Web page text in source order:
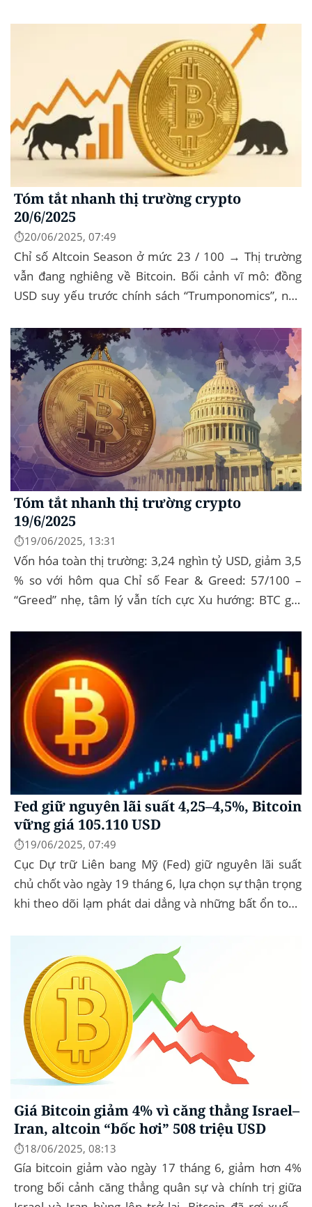
Tóm tắt nhanh thị trường crypto
20/6/2025
⏱️20/06/2025, 07:49
Chỉ số Altcoin Season ở mức 23 / 100 → Thị trường
vẫn đang nghiêng về Bitcoin. Bối cảnh vĩ mô: đồng
USD suy yếu trước chính sách “Trumponomics”, nhà
Tóm tắt nhanh thị trường crypto
19/6/2025
⏱️19/06/2025, 13:31
Vốn hóa toàn thị trường: 3,24 nghìn tỷ USD, giảm 3,5
% so với hôm qua Chỉ số Fear & Greed: 57/100 –
“Greed” nhẹ, tâm lý vẫn tích cực Xu hướng: BTC giữ
Fed giữ nguyên lãi suất 4,25–4,5%, Bitcoin
vững giá 105.110 USD
⏱️19/06/2025, 07:49
Cục Dự trữ Liên bang Mỹ (Fed) giữ nguyên lãi suất
chủ chốt vào ngày 19 tháng 6, lựa chọn sự thận trọng
khi theo dõi lạm phát dai dẳng và những bất ổn toàn
Giá Bitcoin giảm 4% vì căng thẳng Israel–
Iran, altcoin “bốc hơi” 508 triệu USD
⏱️18/06/2025, 08:13
Gía bitcoin giảm vào ngày 17 tháng 6, giảm hơn 4%
trong bối cảnh căng thẳng quân sự và chính trị giữa